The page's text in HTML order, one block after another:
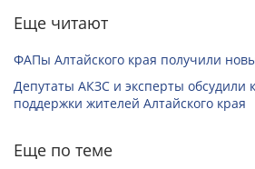
Еще читают
ФАПы Алтайского края получили
Депутаты АКЗС и эксперты
поддержки жителей Алтайского края
Еще по теме